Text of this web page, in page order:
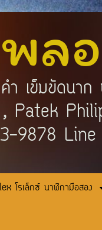
ล
ำ เข็มขัดนา
, Patek
9878
โรเล็กซ์ นาฬิกามือสอง